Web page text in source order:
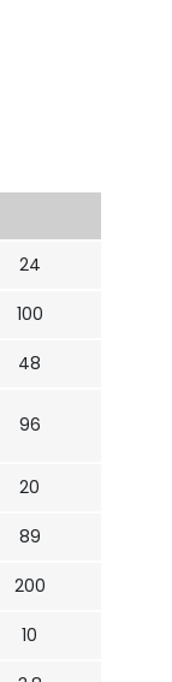
24
100
48
96
20
89
200
10